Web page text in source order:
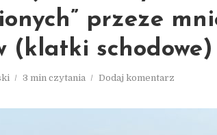
przeze
(klatki schodowe)
3 min czytania Dodaj komentarz